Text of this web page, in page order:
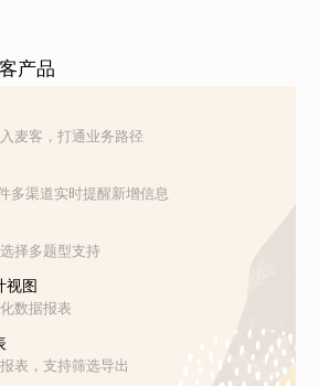
产品
麦客，打通业务路径
多渠道实时提醒新增信息
择多题型支持
视图
数据报表
表，支持筛选导出